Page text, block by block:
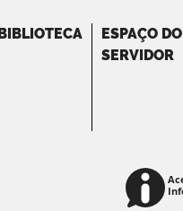
BIBLIOTECA
ESPAÇO DO
SERVIDOR